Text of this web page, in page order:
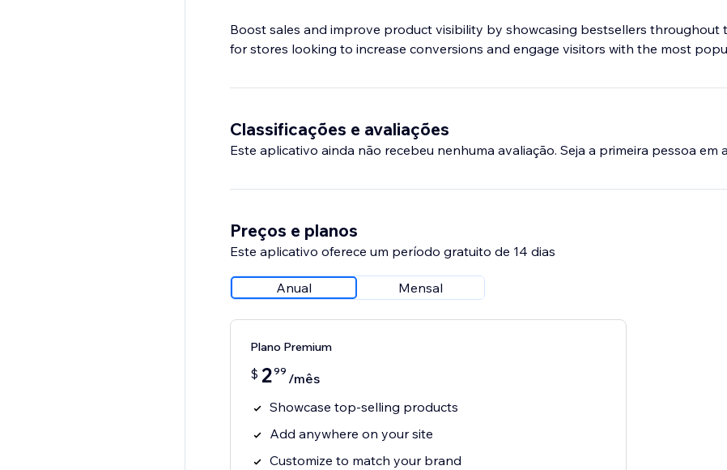
Boost sales and improve product visibility by showcasing bestsellers throughout
for stores looking to increase conversions and engage visitors with the most
Classificações e avaliações
Este aplicativo ainda não recebeu nenhuma avaliação. Seja a primeira pessoa em
Preços e planos
Este aplicativo oferece um período gratuito de 14 dias
Anual Mensal
Plano Premium
$ 299 /mês
Showcase top-selling products
Add anywhere on your site
Customize to match your brand